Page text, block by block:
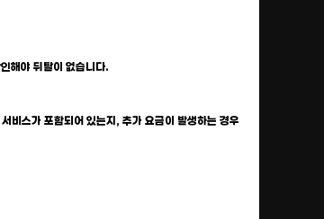
해야 뒤탈이 없습니다.
비스가 포함되어 있는지, 추가 요금이 발생하는 경우